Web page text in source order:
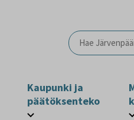
Kaupunki ja
päätöksenteko